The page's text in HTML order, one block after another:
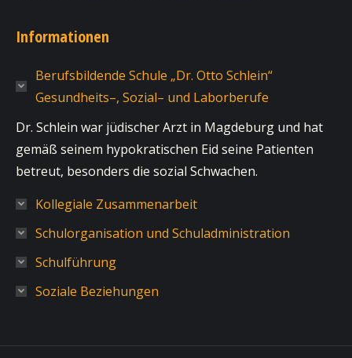
Informationen
Berufsbildende Schule „Dr. Otto Schlein“
Gesundheits–, Sozial– und Laborberufe
Dr. Schlein war jüdischer Arzt in Magdeburg und hat
gemäß seinem hypokratischen Eid seine Patienten
betreut, besonders die sozial Schwachen.
Kollegiale Zusammenarbeit
Schulorganisation und Schuladministration
Schulführung
Soziale Beziehungen